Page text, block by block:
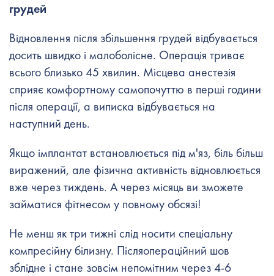
грудей
Відновлення після збільшення грудей відбувається
досить швидко і малоболісне. Операція триває
всього близько 45 хвилин. Місцева анестезія
сприяє комфортному самопочуттю в перші години
після операції, а виписка відбувається на
наступний день.
Якщо імплантат встановлюється під м'яз, біль більш
виражений, але фізична активність відновлюється
вже через тиждень. А через місяць ви зможете
займатися фітнесом у повному обсязі!
Не менш як три тижні слід носити спеціальну
компресійну білизну. Післяопераційний шов
зблідне і стане зовсім непомітним через 4-6